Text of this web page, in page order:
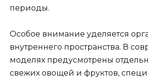
периоды.
Особое внимание уделяется
внутреннего пространства. В
моделях предусмотрены
свежих овощей и фруктов,